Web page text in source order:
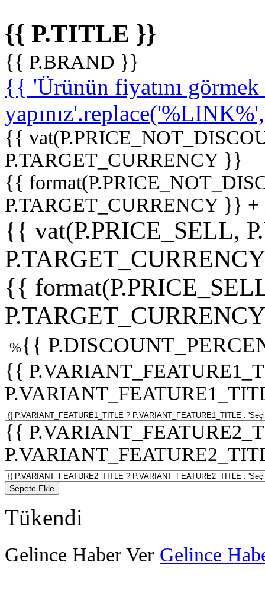
{{ P.TITLE }}
{{ P.BRAND }}
{{ 'Ürünün fiyatını
{{
P.TARGET_CURRENCY }}
{{
P.TARGET_CURRENCY }}
{{ vat(P.PRICE_SELL,
{{
%{{
{{
{{
Sepete Ekle
Tükendi
Gelince Haber Ver Gelince